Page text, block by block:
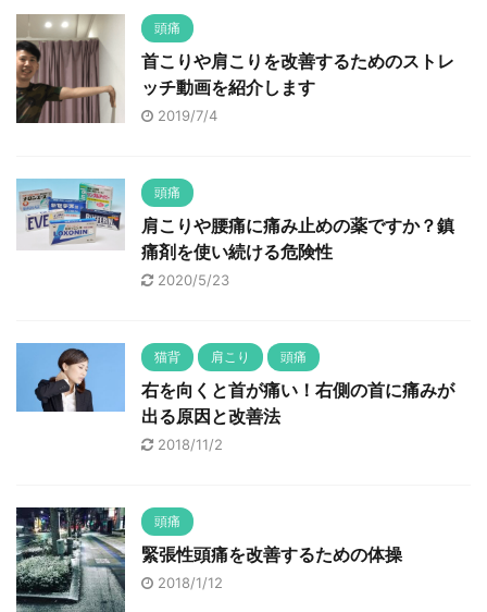
頭痛
首こりや肩こりを改善するためのストレ
ッチ動画を紹介します
2019/7/4
頭痛
肩こりや腰痛に痛み止めの薬ですか？鎮
痛剤を使い続ける危険性
2020/5/23
猫背 肩こり 頭痛
右を向くと首が痛い！右側の首に痛みが
出る原因と改善法
2018/11/2
頭痛
緊張性頭痛を改善するための体操
2018/1/12